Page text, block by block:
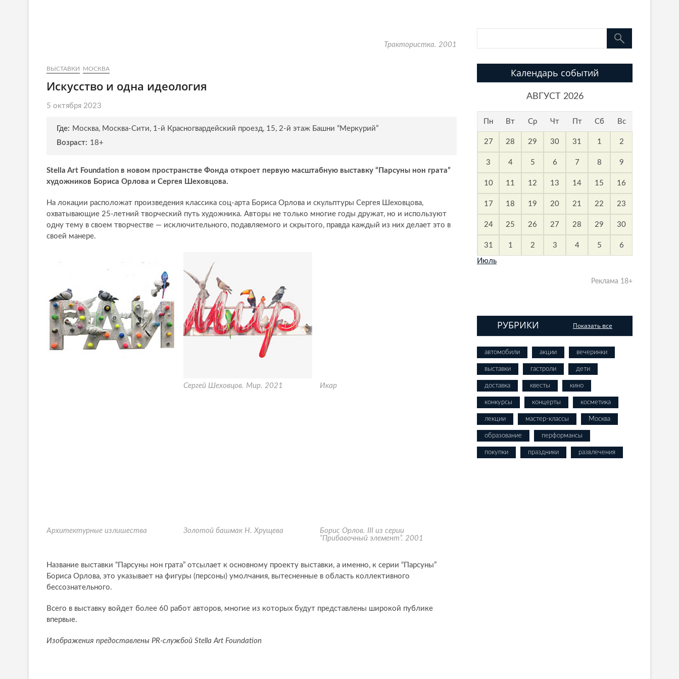
Трактористка. 2001
ВЫСТАВКИ МОСКВА
Искусство и одна идеология
5 октября 2023
Где: Москва, Москва-Сити, 1-й Красногвардейский проезд, 15, 2-й этаж Башни “Меркурий”
Возраст: 18+
Stella Art Foundation в новом пространстве Фонда откроет первую масштабную выставку “Парсуны нон грата”
художников Бориса Орлова и Сергея Шеховцова.
На локации расположат произведения классика соц-арта Бориса Орлова и скульптуры Сергея Шеховцова,
охватывающие 25-летний творческий путь художника. Авторы не только многие годы дружат, но и используют
одну тему в своем творчестве — исключительного, подавляемого и скрытого, правда каждый из них делает это в
своей манере.
Сергей Шеховцов. Мир. 2021 Икар
Архитектурные излишества Золотой башмак Н. Хрущева
Борис Орлов. III из серии
“Прибавочный элемент”. 2001
Название выставки “Парсуны нон грата” отсылает к основному проекту выставки, а именно, к серии “Парсуны”
Бориса Орлова, это указывает на фигуры (персоны) умолчания, вытесненные в область коллективного
бессознательного.
Всего в выставку войдет более 60 работ авторов, многие из которых будут представлены широкой публике
впервые.
Изображения предоставлены PR-службой Stella Art Foundation
Календарь событий
АВГУСТ 2026
Пн Вт Ср Чт Пт Сб Вс
27 28 29 30 31 1 2
3 4 5 6 7 8 9
10 11 12 13 14 15 16
17 18 19 20 21 22 23
24 25 26 27 28 29 30
31 1 2 3 4 5 6
Июль
Реклама 18+
РУБРИКИ Показать все
автомобили акции вечеринки
выставки гастроли дети
доставка квесты кино
конкурсы концерты косметика
лекции мастер-классы Москва
образование перформансы
покупки праздники развлечения